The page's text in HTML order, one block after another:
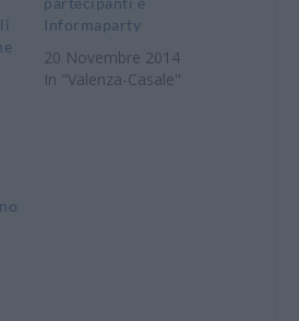
Informaparty
20 Novembre 2014
In "Valenza-Casale"